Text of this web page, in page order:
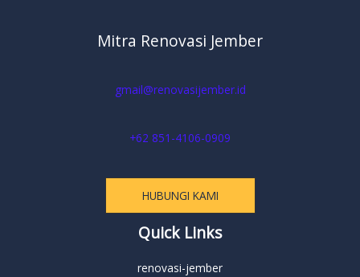
Mitra Renovasi Jember
gmail@renovasijember.id
+62 851-4106-0909
HUBUNGI KAMI
Quick Links
renovasi-jember